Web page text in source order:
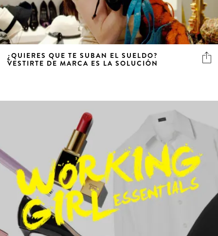
¿QUIERES QUE TE SUBAN EL SUELDO?
VESTIRTE DE MARCA ES LA SOLUCIÓN